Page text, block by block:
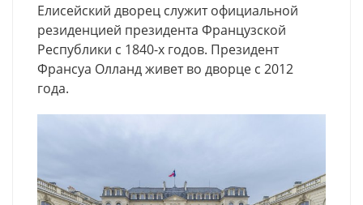
Елисейский дворец служит официальной
резиденцией президента Французской
Республики с 1840-х годов. Президент
Франсуа Олланд живет во дворце с 2012
года.